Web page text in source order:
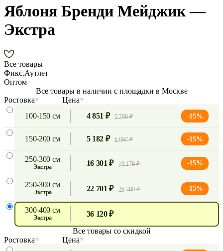
Яблоня Бренди Мейджик —
Экстра
Все товары
Фикс.Аутлет
Оптом
Все товары в наличии с площадки в Москве
Ростовка
Цена
100-150 см
4 851 ₽ 5 708 ₽ -15%
150-200 см 5 182 ₽ 6 097 ₽ -15%
250-300 см
экстра 16 301 ₽ 19 178 ₽ -15%
250-300 см
экстра 22 701 ₽ 26 708 ₽ -15%
300-400 см
экстра
36 120 ₽
Все товары со скидкой
Ростовка
Цена